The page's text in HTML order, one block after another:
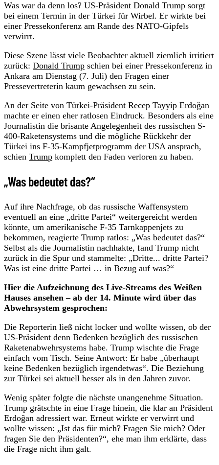
Was war da denn los? US-Präsident Donald Trump sorgt
bei einem Termin in der Türkei für Wirbel. Er wirkte bei
einer Pressekonferenz am Rande des NATO-Gipfels
verwirrt.
Diese Szene lässt viele Beobachter aktuell ziemlich irritiert
zurück: Donald Trump schien bei einer Pressekonferenz in
Ankara am Dienstag (7. Juli) den Fragen einer
Pressevertreterin kaum gewachsen zu sein.
An der Seite von Türkei-Präsident Recep Tayyip Erdoğan
machte er einen eher ratlosen Eindruck. Besonders als eine
Journalistin die brisante Angelegenheit des russischen S-
400-Raketensystems und die mögliche Rückkehr der
Türkei ins F-35-Kampfjetprogramm der USA ansprach,
schien Trump komplett den Faden verloren zu haben.
„Was bedeutet das?“
Auf ihre Nachfrage, ob das russische Waffensystem
eventuell an eine „dritte Partei“ weitergereicht werden
könnte, um amerikanische F-35 Tarnkappenjets zu
bekommen, reagierte Trump ratlos: „Was bedeutet das?“
Selbst als die Journalistin nachhakte, fand Trump nicht
zurück in die Spur und stammelte: „Dritte... dritte Partei?
Was ist eine dritte Partei … in Bezug auf was?“
Hier die Aufzeichnung des Live-Streams des Weißen
Hauses ansehen – ab der 14. Minute wird über das
Abwehrsystem gesprochen:
Die Reporterin ließ nicht locker und wollte wissen, ob der
US-Präsident denn Bedenken bezüglich des russischen
Raketenabwehrsystems habe. Trump wischte die Frage
einfach vom Tisch. Seine Antwort: Er habe „überhaupt
keine Bedenken bezüglich irgendetwas“. Die Beziehung
zur Türkei sei aktuell besser als in den Jahren zuvor.
Wenig später folgte die nächste unangenehme Situation.
Trump grätschte in eine Frage hinein, die klar an Präsident
Erdoğan adressiert war. Erneut wirkte er verwirrt und
wollte wissen: „Ist das für mich? Fragen Sie mich? Oder
fragen Sie den Präsidenten?“, ehe man ihm erklärte, dass
die Frage nicht ihm galt.